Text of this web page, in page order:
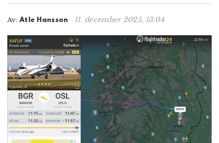
i
o
Av: Atle Hansson 11. december 2025, 13:04